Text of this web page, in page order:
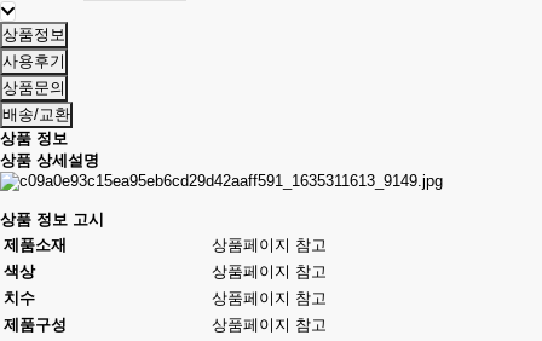
상품정보
사용후기
상품문의
배송/교환
상품 정보
상품 상세설명
상품 정보 고시
제품소재
상품페이지 참고
색상
상품페이지 참고
치수
상품페이지 참고
제품구성
상품페이지 참고